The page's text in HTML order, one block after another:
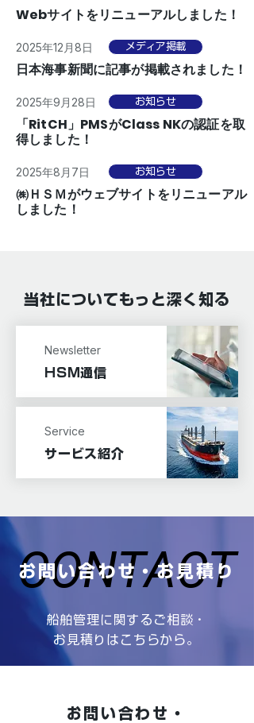
Webサイトをリニューアルしました！
2025年12月8日 メディア掲載
日本海事新聞に記事が掲載されました！
2025年9月28日 お知らせ
「RitCH」PMSがClass NKの認証を取
得しました！
2025年8月7日 お知らせ
㈱ＨＳＭがウェブサイトをリニューアル
しました！
当社についてもっと深く知る
Newsletter
HSM通信
Service
サービス紹介
CONTACT
CONTACT
お問い合わせ・お見積り
船舶管理に関するご相談・
お見積りはこちらから。
お問い合わせ・